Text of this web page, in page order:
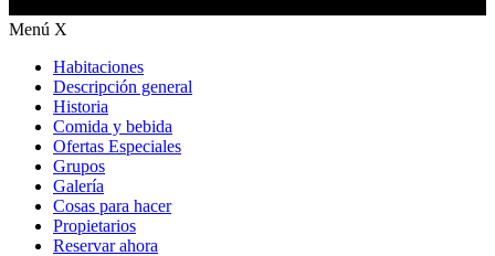
Menú X
Habitaciones
Descripción general
Historia
Comida y bebida
Ofertas Especiales
Grupos
Galería
Cosas para hacer
Propietarios
Reservar ahora